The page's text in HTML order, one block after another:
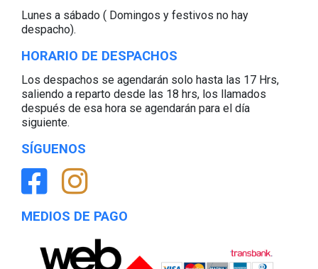
Lunes a sábado ( Domingos y festivos no hay
despacho).
HORARIO DE DESPACHOS
Los despachos se agendarán solo hasta las 17 Hrs,
saliendo a reparto desde las 18 hrs, los llamados
después de esa hora se agendarán para el día
siguiente.
SÍGUENOS
MEDIOS DE PAGO